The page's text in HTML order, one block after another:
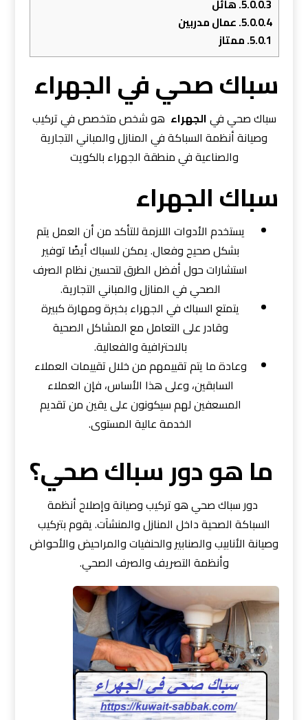
5.0.0.3. هائل
5.0.0.4. عمال مدربين
5.0.1. ممتاز
سباك صحي في الجهراء
سباك صحي فيالجهراء هو شخص متخصص في تركيب
وصيانة أنظمة السباكة في المنازل والمباني التجارية
والصناعية في منطقة الجهراء بالكويت
سباك الجهراء
يستخدم الأدوات اللازمة للتأكد من أن العمل يتم
بشكل صحيح وفعال. يمكن للسباك أيضًا توفير
استشارات حول أفضل الطرق لتحسين نظام الصرف
الصحي في المنازل والمباني التجارية.
يتمتع السباك في الجهراء بخبرة ومهارة كبيرة
وقادر على التعامل مع المشاكل الصحية
بالاحترافية والفعالية.
وعادة ما يتم تقييمهم من خلال تقييمات العملاء
السابقين، وعلى هذا الأساس، فإن العملاء
المسعفين لهم سيكونون على يقين من تقديم
الخدمة عالية المستوى.
ما هو دور سباك صحي؟
دور سباك صحي هو تركيب وصيانة وإصلاح أنظمة
السباكة الصحية داخل المنازل والمنشآت. يقوم بتركيب
وصيانة الأنابيب والصنابير والحنفيات والمراحيض والأحواض
وأنظمة التصريف والصرف الصحي.